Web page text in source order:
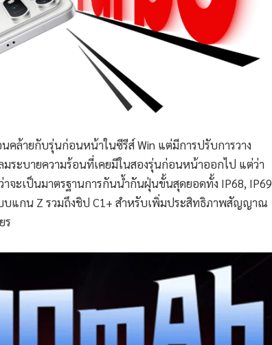
คล้ายกับรุ่นก่อนหน้าในซีรีส์ Win แต่มีการปรับการวาง
ระบายความร้อนที่เคยมีในสองรุ่นก่อนหน้าออกไป แต่ว่า
าจะเป็นมาตรฐานการกันน้ำกันฝุ่นขั้นสุดยอดทั้ง IP68, IP69
บแกน Z รวมถึงชิป C1+ สำหรับเพิ่มประสิทธิภาพสัญญาณ
ร